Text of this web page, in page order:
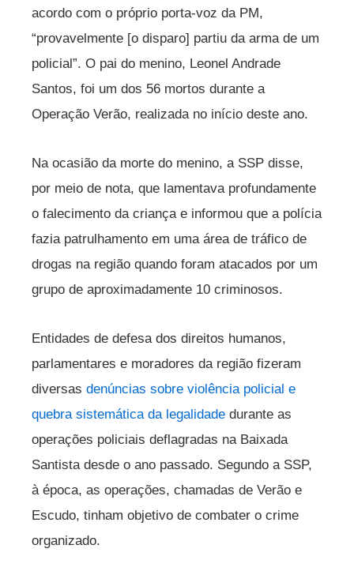
acordo com o próprio porta-voz da PM,
“provavelmente [o disparo] partiu da arma de um
policial”. O pai do menino, Leonel Andrade
Santos, foi um dos 56 mortos durante a
Operação Verão, realizada no início deste ano.
Na ocasião da morte do menino, a SSP disse,
por meio de nota, que lamentava profundamente
o falecimento da criança e informou que a polícia
fazia patrulhamento em uma área de tráfico de
drogas na região quando foram atacados por um
grupo de aproximadamente 10 criminosos.
Entidades de defesa dos direitos humanos,
parlamentares e moradores da região fizeram
diversas denúncias sobre violência policial e
quebra sistemática da legalidade durante as
operações policiais deflagradas na Baixada
Santista desde o ano passado. Segundo a SSP,
à época, as operações, chamadas de Verão e
Escudo, tinham objetivo de combater o crime
organizado.